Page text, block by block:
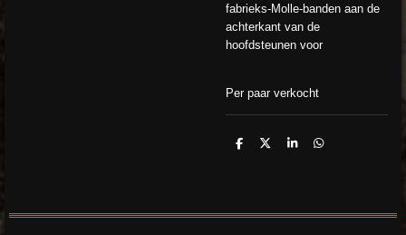
fabrieks-Molle-banden aan de
achterkant van de
hoofdsteunen voor
Per paar verkocht
D
D
S
D